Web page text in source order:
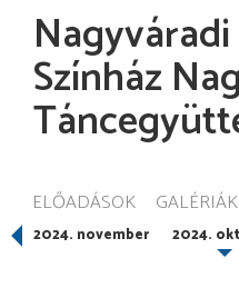
Színház
ELŐADÁSOK GALÉRIÁK
2024. november 2024.